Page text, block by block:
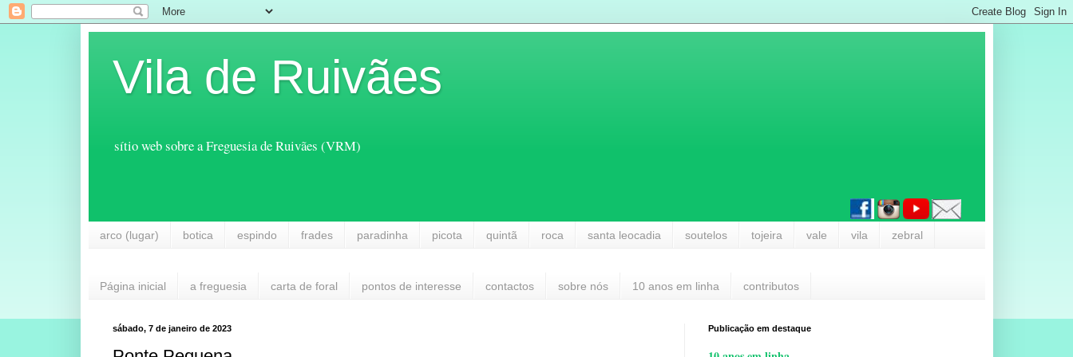
Vila de Ruivães
sítio web sobre a Freguesia de Ruivães (VRM)
arco (lugar) botica espindo frades paradinha picota quintã roca santa leocadia soutelos tojeira vale vila zebral
Página inicial a freguesia carta de foral pontos de interesse contactos sobre nós 10 anos em linha contributos
sábado, 7 de janeiro de 2023 Publicação em destaque